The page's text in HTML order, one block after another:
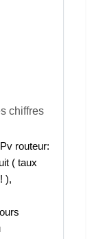
chiffres
routeur:
( taux
),